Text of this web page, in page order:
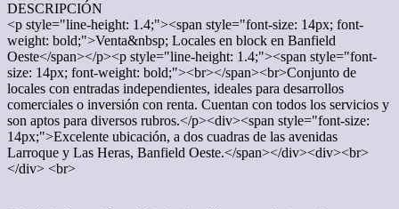
DESCRIPCIÓN
<p style="line-height: 1.4;"><span style="font-size: 14px; font-
weight: bold;">Venta&nbsp; Locales en block en Banfield
Oeste</span></p><p style="line-height: 1.4;"><span style="font-
size: 14px; font-weight: bold;"><br></span><br>Conjunto de
locales con entradas independientes, ideales para desarrollos
comerciales o inversión con renta. Cuentan con todos los servicios y
son aptos para diversos rubros.</p><div><span style="font-size:
14px;">Excelente ubicación, a dos cuadras de las avenidas
Larroque y Las Heras, Banfield Oeste.</span></div><div><br>
</div> <br>